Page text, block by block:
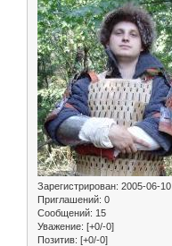
Зарегистрирован: 2005-06-10
Приглашений: 0
Сообщений: 15
Уважение: [+0/-0]
Позитив: [+0/-0]